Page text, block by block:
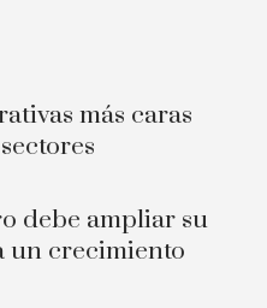
más caras
debe ampliar su
un crecimiento